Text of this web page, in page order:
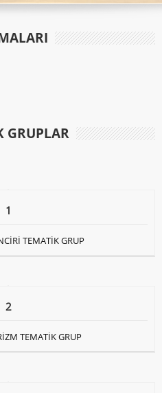
GRUPLAR
1
TEMATİK GRUP
2
TEMATİK GRUP